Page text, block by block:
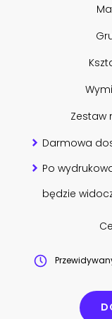
Zestaw
Darmowa
Po
będzie